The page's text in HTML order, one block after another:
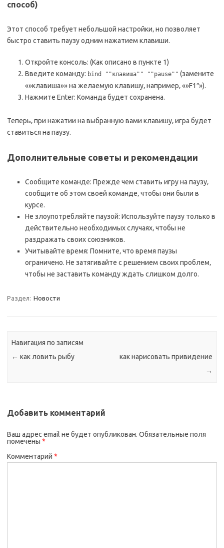
способ)
Этот способ требует небольшой настройки‚ но позволяет
быстро ставить паузу одним нажатием клавиши.
Откройте консоль: (Как описано в пункте 1)
Введите команду: bind ""клавиша"" ""pause"" (замените
«»клавиша»» на желаемую клавишу‚ например‚ «»F1″»).
Нажмите Enter: Команда будет сохранена.
Теперь‚ при нажатии на выбранную вами клавишу‚ игра будет
ставиться на паузу.
Дополнительные советы и рекомендации
Сообщите команде: Прежде чем ставить игру на паузу‚
сообщите об этом своей команде‚ чтобы они были в
курсе.
Не злоупотребляйте паузой: Используйте паузу только в
действительно необходимых случаях‚ чтобы не
раздражать своих союзников.
Учитывайте время: Помните‚ что время паузы
ограничено. Не затягивайте с решением своих проблем‚
чтобы не заставить команду ждать слишком долго.
Раздел: Новости
Навигация по записям
← как ловить рыбу
как нарисовать привидение
→
Добавить комментарий
Ваш адрес email не будет опубликован. Обязательные поля
помечены *
Комментарий *